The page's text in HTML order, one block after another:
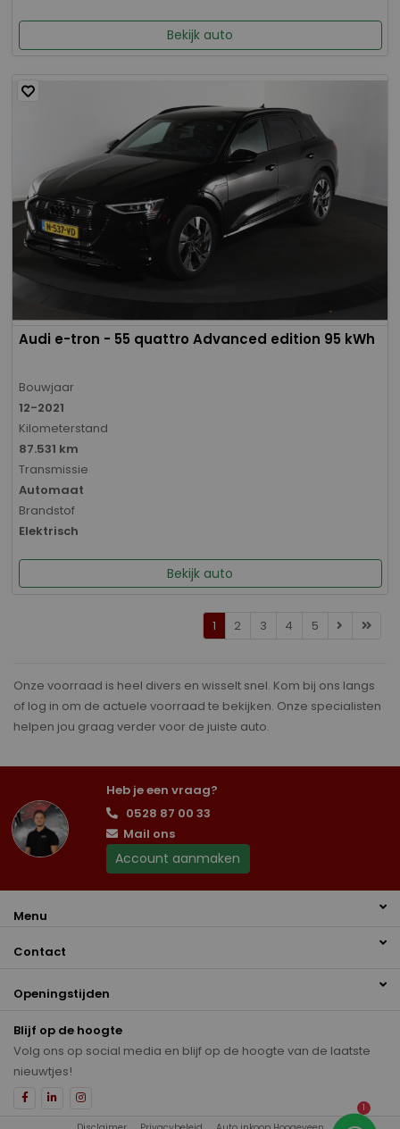
Bekijk auto
Audi e-tron - 55 quattro Advanced edition 95 kWh
Bouwjaar
12-2021
Kilometerstand
87.531 km
Transmissie
Automaat
Brandstof
Elektrisch
Bekijk auto
1 2 3 4 5
Onze voorraad is heel divers en wisselt snel. Kom bij ons langs
of log in om de actuele voorraad te bekijken. Onze specialisten
helpen jou graag verder voor de juiste auto.
Heb je een vraag?
0528 87 00 33
Mail ons
Account aanmaken
Menu
Contact
Openingstijden
Blijf op de hoogte
Volg ons op social media en blijf op de hoogte van de laatste
nieuwtjes!
1